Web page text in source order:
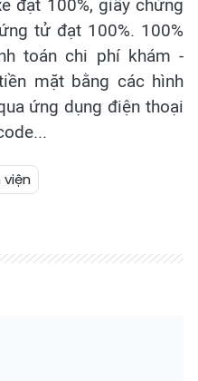
đạt 100%, giấy chứng
tử đạt 100%. 100%
toán chi phí khám -
mặt bằng các hình
ứng dụng điện thoại